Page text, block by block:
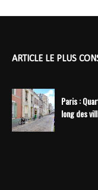
ARTICLE LE PLUS
Paris :
long des